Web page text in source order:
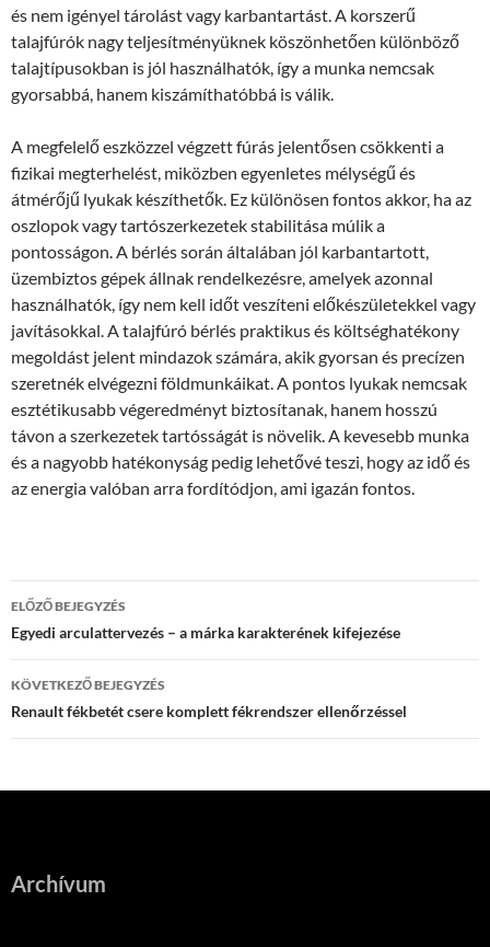
és nem igényel tárolást vagy karbantartást. A korszerű
talajfúrók nagy teljesítményüknek köszönhetően különböző
talajtípusokban is jól használhatók, így a munka nemcsak
gyorsabbá, hanem kiszámíthatóbbá is válik.
A megfelelő eszközzel végzett fúrás jelentősen csökkenti a
fizikai megterhelést, miközben egyenletes mélységű és
átmérőjű lyukak készíthetők. Ez különösen fontos akkor, ha az
oszlopok vagy tartószerkezetek stabilitása múlik a
pontosságon. A bérlés során általában jól karbantartott,
üzembiztos gépek állnak rendelkezésre, amelyek azonnal
használhatók, így nem kell időt veszíteni előkészületekkel vagy
javításokkal. A talajfúró bérlés praktikus és költséghatékony
megoldást jelent mindazok számára, akik gyorsan és precízen
szeretnék elvégezni földmunkáikat. A pontos lyukak nemcsak
esztétikusabb végeredményt biztosítanak, hanem hosszú
távon a szerkezetek tartósságát is növelik. A kevesebb munka
és a nagyobb hatékonyság pedig lehetővé teszi, hogy az idő és
az energia valóban arra fordítódjon, ami igazán fontos.
Bejegyzés
navigáció
ELŐZŐ BEJEGYZÉS
Egyedi arculattervezés – a márka karakterének kifejezése
KÖVETKEZŐ BEJEGYZÉS
Renault fékbetét csere komplett fékrendszer ellenőrzéssel
Archívum